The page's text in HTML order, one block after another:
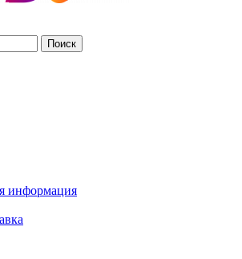
Поиск
информация